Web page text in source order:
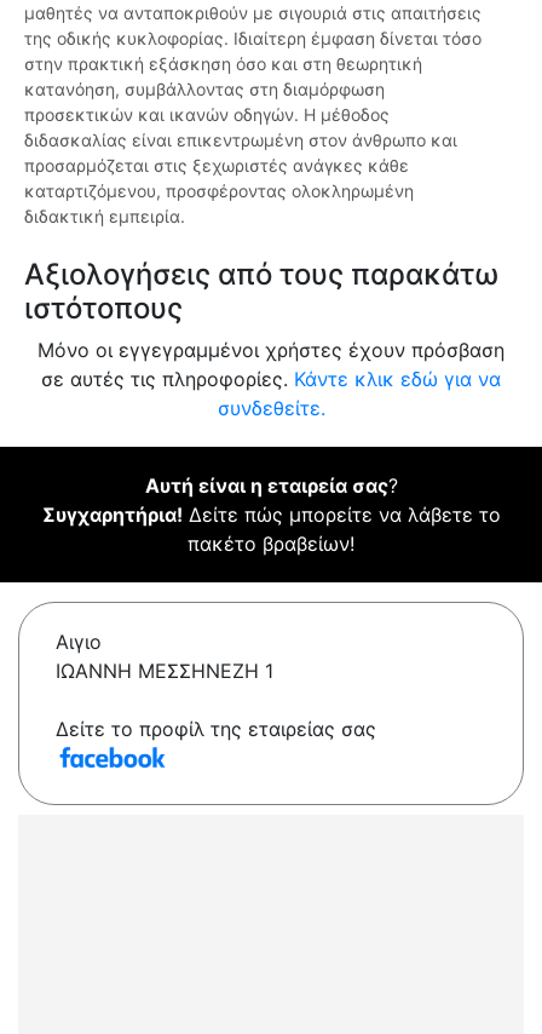
μαθητές να ανταποκριθούν με σιγουριά στις απαιτήσεις
της οδικής κυκλοφορίας. Ιδιαίτερη έμφαση δίνεται τόσο
στην πρακτική εξάσκηση όσο και στη θεωρητική
κατανόηση, συμβάλλοντας στη διαμόρφωση
προσεκτικών και ικανών οδηγών. Η μέθοδος
διδασκαλίας είναι επικεντρωμένη στον άνθρωπο και
προσαρμόζεται στις ξεχωριστές ανάγκες κάθε
καταρτιζόμενου, προσφέροντας ολοκληρωμένη
διδακτική εμπειρία.
Αξιολογήσεις από τους παρακάτω
ιστότοπους
Μόνο οι εγγεγραμμένοι χρήστες έχουν πρόσβαση
σε αυτές τις πληροφορίες. Κάντε κλικ εδώ για να
συνδεθείτε.
Αυτή είναι η εταιρεία σας?
Συγχαρητήρια! Δείτε πώς μπορείτε να λάβετε το
πακέτο βραβείων!
Αιγιο
ΙΩΑΝΝΗ ΜΕΣΣΗΝΕΖΗ 1
Δείτε το προφίλ της εταιρείας σας